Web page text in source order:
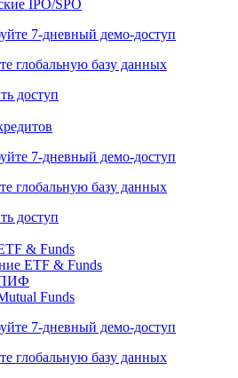
IPO/SPO
7-дневный демо-доступ
глобальную базу данных
доступ
7-дневный демо-доступ
глобальную базу данных
доступ
& Funds
ETF & Funds
Funds
7-дневный демо-доступ
глобальную базу данных